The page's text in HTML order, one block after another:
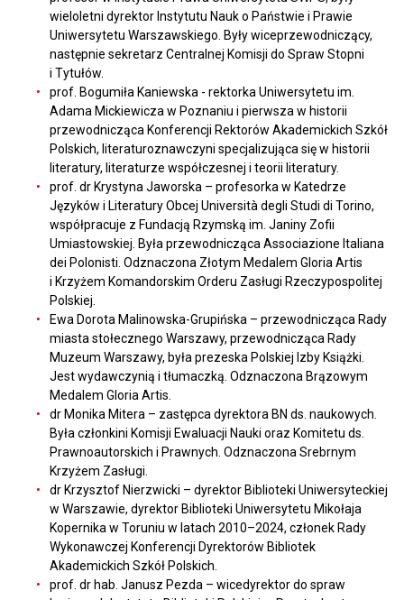
wieloletni dyrektor Instytutu Nauk o Państwie i Prawie
Uniwersytetu Warszawskiego. Były wiceprzewodniczący,
następnie sekretarz Centralnej Komisji do Spraw Stopni
i Tytułów.
prof. Bogumiła Kaniewska - rektorka Uniwersytetu im.
Adama Mickiewicza w Poznaniu i pierwsza w historii
przewodnicząca Konferencji Rektorów Akademickich Szkół
Polskich, literaturoznawczyni specjalizująca się w historii
literatury, literaturze współczesnej i teorii literatury.
prof. dr Krystyna Jaworska – profesorka w Katedrze
Języków i Literatury Obcej Università degli Studi di Torino,
współpracuje z Fundacją Rzymską im. Janiny Zofii
Umiastowskiej. Była przewodnicząca Associazione Italiana
dei Polonisti. Odznaczona Złotym Medalem Gloria Artis
i Krzyżem Komandorskim Orderu Zasługi Rzeczypospolitej
Polskiej.
Ewa Dorota Malinowska-Grupińska – przewodnicząca Rady
miasta stołecznego Warszawy, przewodnicząca Rady
Muzeum Warszawy, była prezeska Polskiej Izby Książki.
Jest wydawczynią i tłumaczką. Odznaczona Brązowym
Medalem Gloria Artis.
dr Monika Mitera – zastępca dyrektora BN ds. naukowych.
Była członkini Komisji Ewaluacji Nauki oraz Komitetu ds.
Prawnoautorskich i Prawnych. Odznaczona Srebrnym
Krzyżem Zasługi.
dr Krzysztof Nierzwicki – dyrektor Biblioteki Uniwersyteckiej
w Warszawie, dyrektor Biblioteki Uniwersytetu Mikołaja
Kopernika w Toruniu w latach 2010–2024, członek Rady
Wykonawczej Konferencji Dyrektorów Bibliotek
Akademickich Szkół Polskich.
prof. dr hab. Janusz Pezda – wicedyrektor do spraw